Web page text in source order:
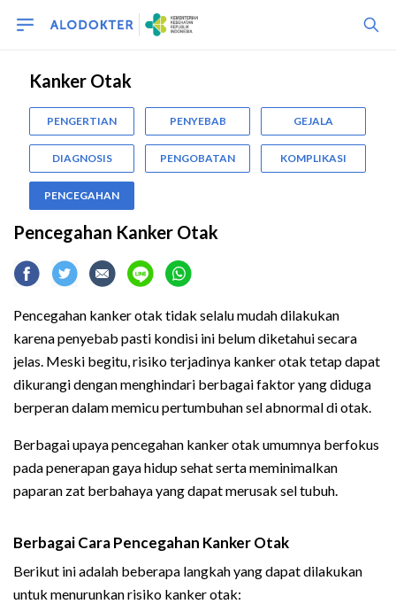
Kanker Otak
PENGERTIAN PENYEBAB GEJALA
DIAGNOSIS PENGOBATAN KOMPLIKASI
PENCEGAHAN
Pencegahan Kanker Otak
Pencegahan kanker otak tidak selalu mudah dilakukan
karena penyebab pasti kondisi ini belum diketahui secara
jelas. Meski begitu, risiko terjadinya kanker otak tetap dapat
dikurangi dengan menghindari berbagai faktor yang diduga
berperan dalam memicu pertumbuhan sel abnormal di otak.
Berbagai upaya pencegahan kanker otak umumnya berfokus
pada penerapan gaya hidup sehat serta meminimalkan
paparan zat berbahaya yang dapat merusak sel tubuh.
Berbagai Cara Pencegahan Kanker Otak
Berikut ini adalah beberapa langkah yang dapat dilakukan
untuk menurunkan risiko kanker otak: